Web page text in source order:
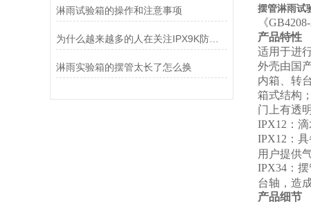
淋雨试验箱的操作和注意事项
为什么越来越多的人在关注IPX9K防水检测仪
淋雨实验箱的摆管太长了怎么换
摆管淋雨试
《
产品特性
适用于进
外壳由国
内箱、转
箱式结构
门上有透
IPX12 ：
IPX12 ：
用户提供
IPX34 ：
台轴，造
产品细节